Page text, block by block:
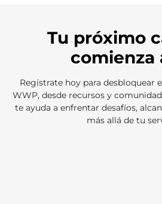
Tu próximo
comienza
Regístrate hoy para desbloquear
WWP, desde recursos y
te ayuda a enfrentar desafíos,
más allá de tu